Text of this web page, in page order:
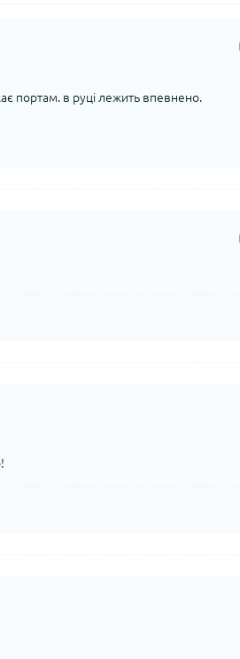
портам. в руці лежить впевнено.